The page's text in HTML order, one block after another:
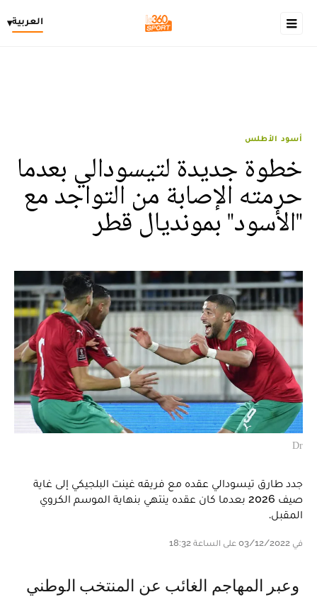
العربية▾
أسود الأطلس
خطوة جديدة لتيسودالي بعدما
حرمته الإصابة من التواجد مع
"الأسود" بمونديال قطر
Dr
جدد طارق تيسودالي عقده مع فريقه غينت البلجيكي إلى غاية
صيف 2026 بعدما كان عقده ينتهي بنهاية الموسم الكروي
المقبل.
في 03/12/2022 على الساعة 18:32
وعبر المهاجم الغائب عن المنتخب الوطني